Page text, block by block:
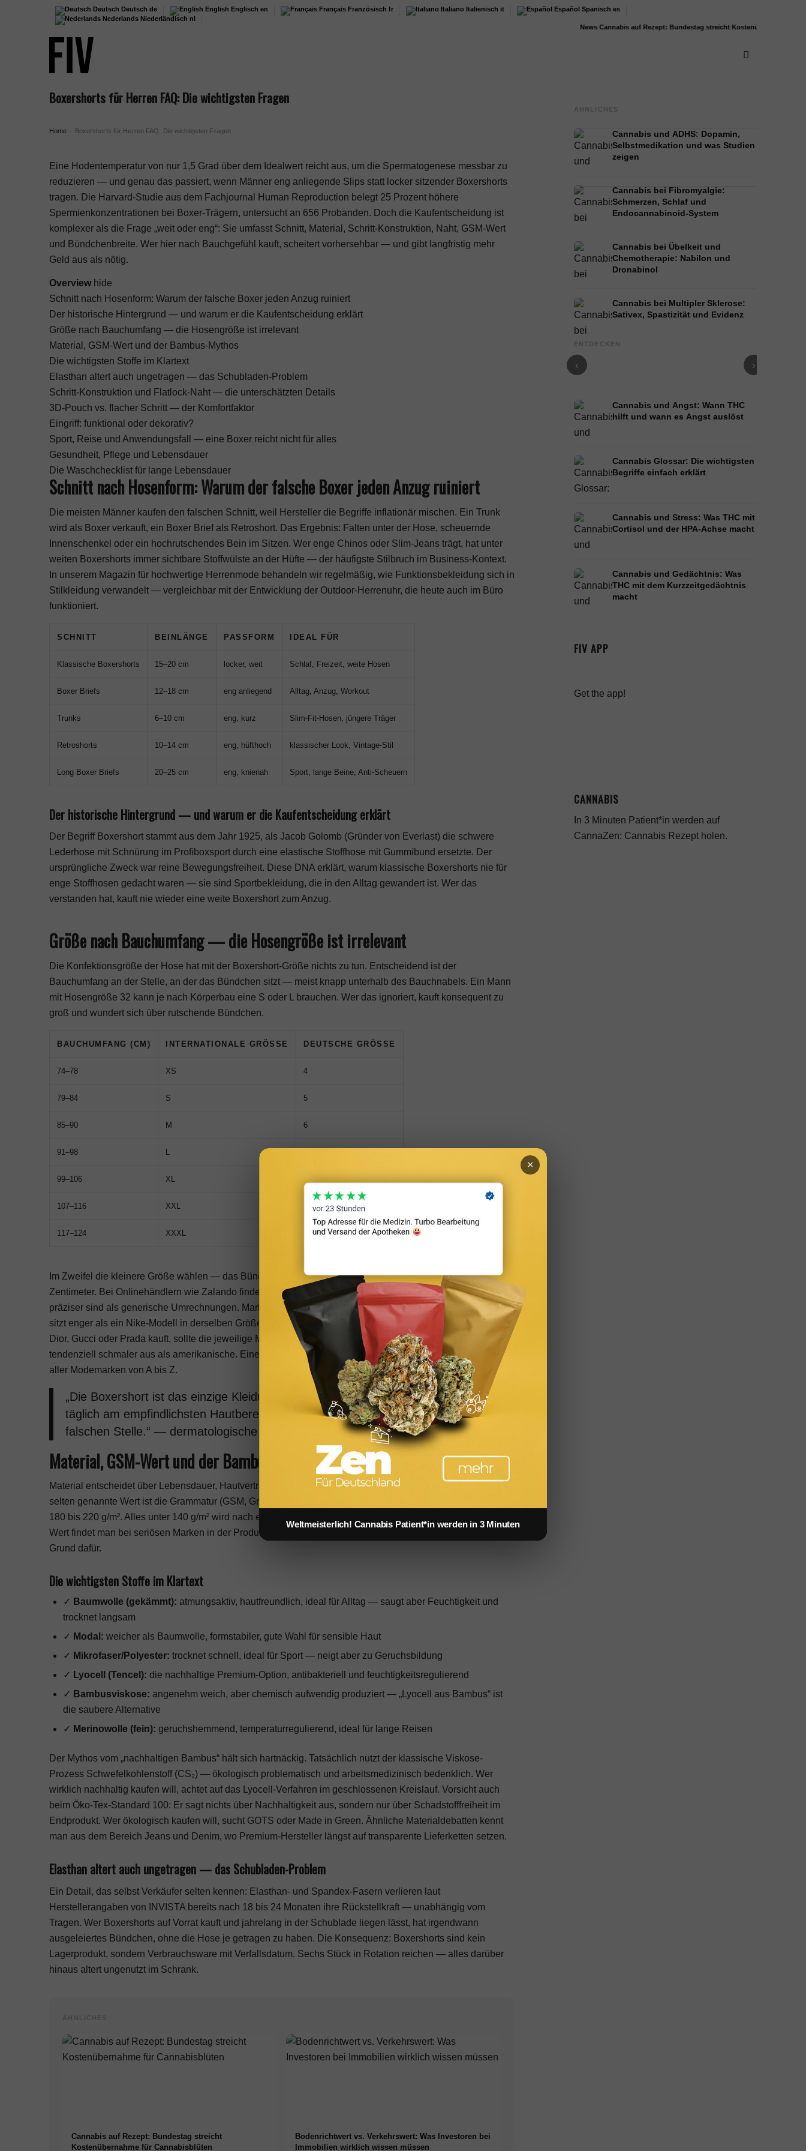
Deutsch Deutsch de English Englisch en Français Französisch fr Italiano Italienisch it Español Spanisch es
Nederlands Niederländisch nl
Cannabis auf Rezept: Bundestag streicht Kostenübernahme für...
Boxershorts für Herren FAQ: Die wichtigsten Fragen
Home Boxershorts für Herren FAQ: Die wichtigsten Fragen
Eine Hodentemperatur von nur 1,5 Grad über dem Idealwert reicht aus, um die Spermatogenese messbar zu
reduzieren — und genau das passiert, wenn Männer eng anliegende Slips statt locker sitzender Boxershorts
tragen. Die Harvard-Studie aus dem Fachjournal Human Reproduction belegt 25 Prozent höhere
Spermienkonzentrationen bei Boxer-Trägern, untersucht an 656 Probanden. Doch die Kaufentscheidung ist
komplexer als die Frage „weit oder eng“: Sie umfasst Schnitt, Material, Schritt-Konstruktion, Naht, GSM-Wert
und Bündchenbreite. Wer hier nach Bauchgefühl kauft, scheitert vorhersehbar — und gibt langfristig mehr
Geld aus als nötig.
Overview hide
Schnitt nach Hosenform: Warum der falsche Boxer jeden Anzug ruiniert
Der historische Hintergrund — und warum er die Kaufentscheidung erklärt
Größe nach Bauchumfang — die Hosengröße ist irrelevant
Material, GSM-Wert und der Bambus-Mythos
Die wichtigsten Stoffe im Klartext
Elasthan altert auch ungetragen — das Schubladen-Problem
Schritt-Konstruktion und Flatlock-Naht — die unterschätzten Details
3D-Pouch vs. flacher Schritt — der Komfortfaktor
Eingriff: funktional oder dekorativ?
Sport, Reise und Anwendungsfall — eine Boxer reicht nicht für alles
Gesundheit, Pflege und Lebensdauer
Die Waschchecklist für lange Lebensdauer
Schnitt nach Hosenform: Warum der falsche Boxer jeden Anzug ruiniert
Die meisten Männer kaufen den falschen Schnitt, weil Hersteller die Begriffe inflationär mischen. Ein Trunk
wird als Boxer verkauft, ein Boxer Brief als Retroshort. Das Ergebnis: Falten unter der Hose, scheuernde
Innenschenkel oder ein hochrutschendes Bein im Sitzen. Wer enge Chinos oder Slim-Jeans trägt, hat unter
weiten Boxershorts immer sichtbare Stoffwülste an der Hüfte — der häufigste Stilbruch im Business-Kontext.
In unserem Magazin für hochwertige Herrenmode behandeln wir regelmäßig, wie Funktionsbekleidung sich in
Stilkleidung verwandelt — vergleichbar mit der Entwicklung der Outdoor-Herrenuhr, die heute auch im Büro
funktioniert.
SCHNITT BEINLÄNGE PASSFORM IDEAL FÜR
Klassische Boxershorts 15–20 cm locker, weit Schlaf, Freizeit, weite Hosen
Boxer Briefs 12–18 cm eng anliegend Alltag, Anzug, Workout
Trunks 6–10 cm eng, kurz Slim-Fit-Hosen, jüngere Träger
Retroshorts 10–14 cm eng, hüfthoch klassischer Look, Vintage-Stil
Long Boxer Briefs 20–25 cm eng, knienah Sport, lange Beine, Anti-Scheuern
Der historische Hintergrund — und warum er die Kaufentscheidung erklärt
Der Begriff Boxershort stammt aus dem Jahr 1925, als Jacob Golomb (Gründer von Everlast) die schwere
Lederhose mit Schnürung im Profiboxsport durch eine elastische Stoffhose mit Gummibund ersetzte. Der
ursprüngliche Zweck war reine Bewegungsfreiheit. Diese DNA erklärt, warum klassische Boxershorts nie für
enge Stoffhosen gedacht waren — sie sind Sportbekleidung, die in den Alltag gewandert ist. Wer das
verstanden hat, kauft nie wieder eine weite Boxershort zum Anzug.
Größe nach Bauchumfang — die Hosengröße ist irrelevant
Die Konfektionsgröße der Hose hat mit der Boxershort-Größe nichts zu tun. Entscheidend ist der
Bauchumfang an der Stelle, an der das Bündchen sitzt — meist knapp unterhalb des Bauchnabels. Ein Mann
mit Hosengröße 32 kann je nach Körperbau eine S oder L brauchen. Wer das ignoriert, kauft konsequent zu
groß und wundert sich über rutschende Bündchen.
BAUCHUMFANG (CM) INTERNATIONALE GRÖSSE DEUTSCHE GRÖSSE
74–78 XS 4
79–84 S 5
85–90 M 6
91–98
99–106 XL
107–116 XXL
117–124 XXXL
Im Zweifel die kleinere Größe wählen — das Bündchen weitet sich nach wenigen Wäschen um etwa einen
Zentimeter. Bei Onlinehändlern wie Zalando finden sich detaillierte Maßtabellen pro Marke, die deutlich
präziser sind als generische Umrechnungen. Markenunterschiede sind massiv: EineDiesel-Boxer in Größe M
sitzt enger als ein Nike-Modell in derselben Größe, und Puma
liegt dazwischen. Wer Premium-Marken wie
Dior, Gucci oder Prada kauft, sollte die jeweilige Maßtabelle einzeln prüfen — italienische Schnitte fallen
tendenziell schmaler aus als amerikanische. Eine umfassende Übersicht findet sich in unserem Verzeichnis
aller Modemarken von A bis Z.
„Die Boxershort ist das einzige Kleidungsstück, das man acht bis zehn Stunden
täglich am empfindlichsten Hautbereich trägt. Wer hier spart, spart an der
falschen Stelle.“ — dermatologische Faustregel.
Material, GSM-Wert und der Bambus-Mythos
Material entscheidet über Lebensdauer, Hautverträglichkeit und Geruchsbildung. Der entscheidende, aber
selten genannte Wert ist die Grammatur (GSM, Gramm pro Quadratmeter). Hochwertige Boxershorts haben
180 bis 220 g/m². Alles unter 140 g/m² wird nach etwa 20 Wäschen transparent und verliert die Form. Diesen
Wert findet man bei seriösen Marken in der Produktbeschreibung — wer ihn verschweigt, hat meist einen
Grund dafür.
Die wichtigsten Stoffe im Klartext
✓ Baumwolle (gekämmt): atmungsaktiv, hautfreundlich, ideal für Alltag — saugt aber Feuchtigkeit und
trocknet langsam
✓ Modal: weicher als Baumwolle, formstabiler, gute Wahl für sensible Haut
✓ Mikrofaser/Polyester: trocknet schnell, ideal für Sport — neigt aber zu Geruchsbildung
✓ Lyocell (Tencel): die nachhaltige Premium-Option, antibakteriell und feuchtigkeitsregulierend
✓ Bambusviskose: angenehm weich, aber chemisch aufwendig produziert — „Lyocell aus Bambus“ ist
die saubere Alternative
✓ Merinowolle (fein): geruchshemmend, temperaturregulierend, ideal für lange Reisen
Der Mythos vom „nachhaltigen Bambus“ hält sich hartnäckig. Tatsächlich nutzt der klassische Viskose-
Prozess Schwefelkohlenstoff (CS₂) — ökologisch problematisch und arbeitsmedizinisch bedenklich. Wer
wirklich nachhaltig kaufen will, achtet auf das Lyocell-Verfahren im geschlossenen Kreislauf. Vorsicht auch
beim Öko-Tex-Standard 100: Er sagt nichts über Nachhaltigkeit aus, sondern nur über Schadstofffreiheit im
Endprodukt. Wer ökologisch kaufen will, sucht GOTS oder Made in Green. Ähnliche Materialdebatten kennt
man aus dem Bereich Jeans und Denim, wo Premium-Hersteller längst auf transparente Lieferketten setzen.
Elasthan altert auch ungetragen — das Schubladen-Problem
Ein Detail, das selbst Verkäufer selten kennen: Elasthan- und Spandex-Fasern verlieren laut
Herstellerangaben von INVISTA bereits nach 18 bis 24 Monaten ihre Rückstellkraft — unabhängig vom
Tragen. Wer Boxershorts auf Vorrat kauft und jahrelang in der Schublade liegen lässt, hat irgendwann
ausgeleiertes Bündchen, ohne die Hose je getragen zu haben. Die Konsequenz: Boxershorts sind kein
Lagerprodukt, sondern Verbrauchsware mit Verfallsdatum. Sechs Stück in Rotation reichen — alles darüber
hinaus altert ungenutzt im Schrank.
Cannabis auf Rezept: Bundestag streicht
Kostenübernahme für Cannabisblüten
Bodenrichtwert vs. Verkehrswert: Was Investoren bei
Immobilien wirklich wissen müssen
ÄHNLICHES
Cannabis und ADHS: Dopamin,
Selbstmedikation und was Studien
zeigen
Cannabis bei Fibromyalgie:
Schmerzen, Schlaf und
Endocannabinoid-System
Cannabis bei Übelkeit und
Chemotherapie: Nabilon und
Dronabinol
Cannabis bei Multipler Sklerose:
Sativex, Spastizität und Evidenz
ENTDECKEN
‹
Cannabis und Epilepsie: CBD, Epidiolex und der
›
Cannabis und Angst: Wann THC
hilft und wann es Angst auslöst
Cannabis Glossar: Die wichtigsten
Begriffe einfach erklärt
Cannabis und Stress: Was THC mit
Cortisol und der HPA-Achse macht
Cannabis und Gedächtnis: Was
THC mit dem Kurzzeitgedächtnis
macht
FIV APP
Get the app!
CANNABIS
In 3 Minuten Patient*in werden auf
CannaZen: Cannabis Rezept holen.
Weltmeisterlich! Cannabis Patient*in werden in 3 Minuten
×